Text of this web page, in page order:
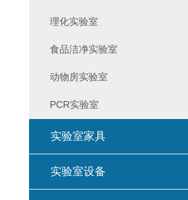
理化实验室
食品洁净实验室
动物房实验室
PCR实验室
实验室家具
实验室设备